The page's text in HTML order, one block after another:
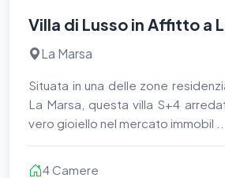
Villa di Lusso in Affitto a
La Marsa
Situata in una delle zone
La Marsa, questa villa S+4
vero gioiello nel mercato immobil ...
4 Camere